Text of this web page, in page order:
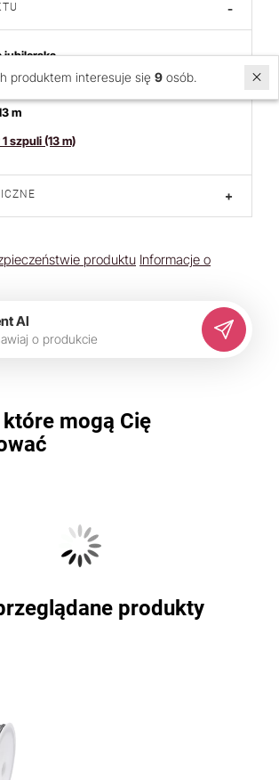
-
jubilerska
mm (linka powlekana)
m
szpuli (13 m)
+
produktu Informacje o
AI
awiaj o produkcie
mogą Cię
produkty
produktem interesuje się 9 osób.